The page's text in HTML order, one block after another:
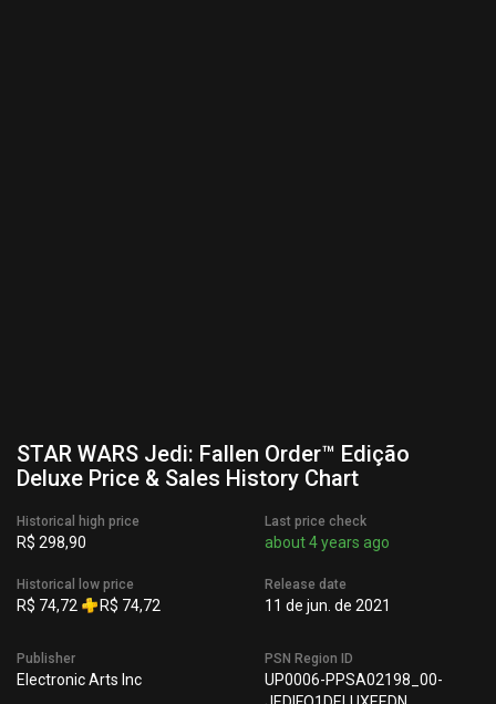
STAR WARS Jedi: Fallen Order™ Edição
Deluxe Price & Sales History Chart
Historical high price
R$ 298,90
Historical low price
R$ 74,72 R$ 74,72
Last price check
about 4 years ago
Release date
11 de jun. de 2021
Publisher
Electronic Arts Inc
PSN Region ID
UP0006-PPSA02198_00-